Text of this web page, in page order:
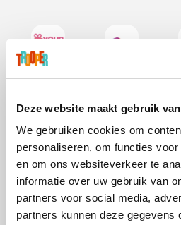
Deze website maakt gebruik
We gebruiken cookies om
personaliseren, om functies
en om ons websiteverkeer te
informatie over uw gebruik van
partners voor social media,
partners kunnen deze gegevens